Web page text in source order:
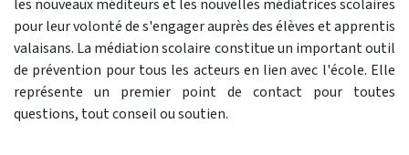
les nouveaux méditeurs et les nouvelles médiatrices scolaires
pour leur volonté de s'engager auprès des élèves et apprentis
valaisans. La médiation scolaire constitue un important outil
de prévention pour tous les acteurs en lien avec l'école. Elle
représente un premier point de contact pour toutes
questions, tout conseil ou soutien.